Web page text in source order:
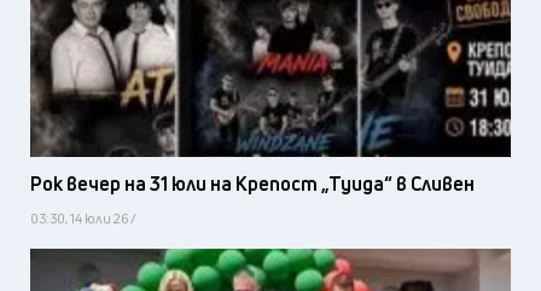
Рок вечер на 31 юли на Крепост „Туида“ в Сливен
03:30, 14 юли 26 /